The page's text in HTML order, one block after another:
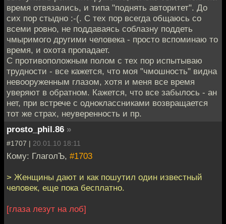
время отвязались, и типа "поднять авторитет". До
сих пор стыдно :-(. С тех пор всегда общаюсь со
всеми ровно, не поддаваясь соблазну поддеть
чмыримого другими человека - просто вспоминаю то
время, и охота пропадает.
С противоположным полом с тех пор испытываю
трудности - все кажется, что моя "чмошность" видна
невооруженным глазом, хотя и меня все время
уверяют в обратном. Кажется, что все забылось - ан
нет, при встрече с одноклассниками возвращается
тот же страх, неуверенность и пр.
prosto_phil.86 »
#1707 | 20.01.10 18:11
Кому: ГлаголЪ, #1703
> Женщины дают и как пошутил один известный
человек, еще пока бесплатно.
[глаза лезут на лоб]